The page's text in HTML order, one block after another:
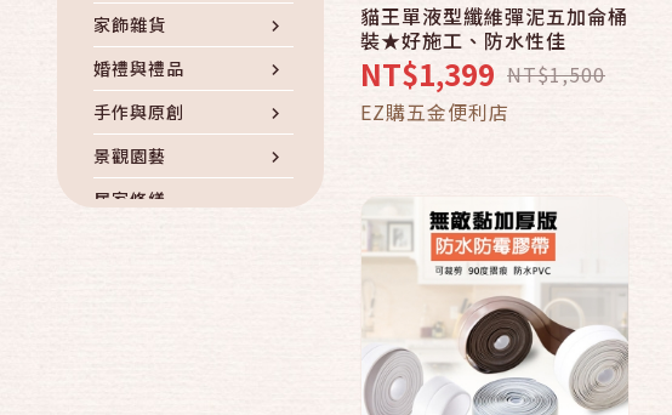
家飾雜貨
婚禮與禮品
手作與原創
景觀園藝
居家修繕
貓王單液型纖維彈泥五加侖桶
裝★好施工、防水性佳
NT$1,399 NT$1,500
EZ購五金便利店
快速結帳
加入購物車